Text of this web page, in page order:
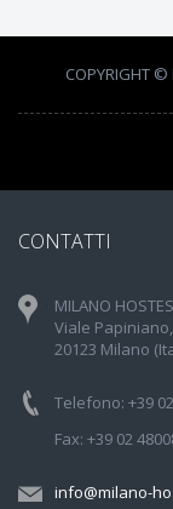
COPYRIGHT ©
CONTATTI
MILANO
Viale
20123 Milano
Telefono: +39
Fax: +39 02
info@milano-